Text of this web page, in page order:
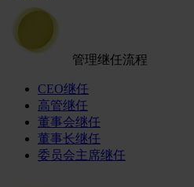
管理继任流程
CEO继任
高管继任
董事会继任
董事长继任
委员会主席继任